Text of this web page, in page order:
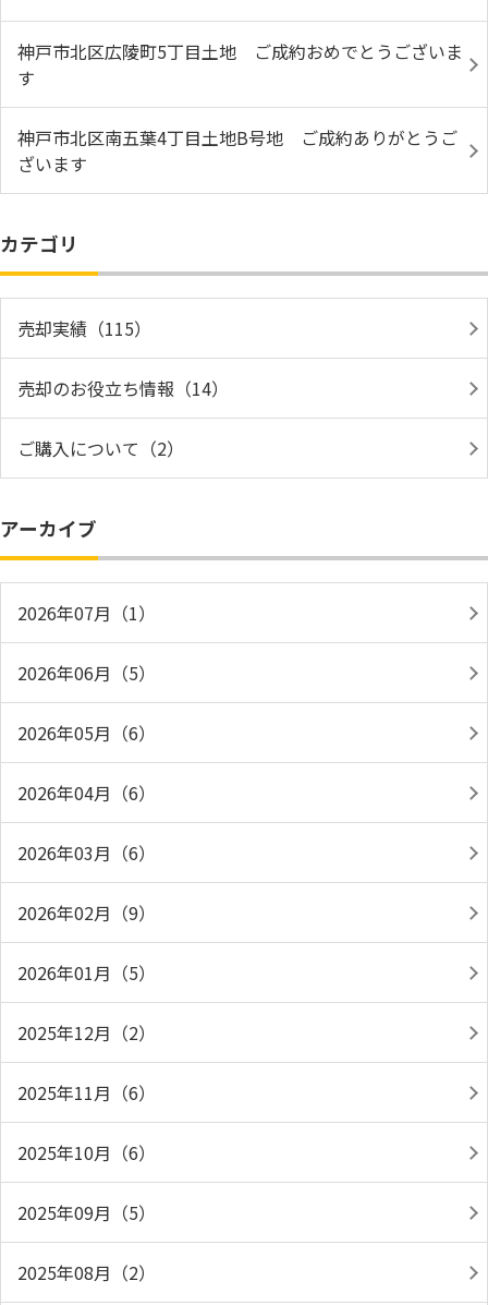
神戸市北区広陵町5丁目土地 ご成約おめでとうございま
す
神戸市北区南五葉4丁目土地B号地 ご成約ありがとうご
ざいます
カテゴリ
売却実績（115）
売却のお役立ち情報（14）
ご購入について（2）
アーカイブ
2026年07月（1）
2026年06月（5）
2026年05月（6）
2026年04月（6）
2026年03月（6）
2026年02月（9）
2026年01月（5）
2025年12月（2）
2025年11月（6）
2025年10月（6）
2025年09月（5）
2025年08月（2）